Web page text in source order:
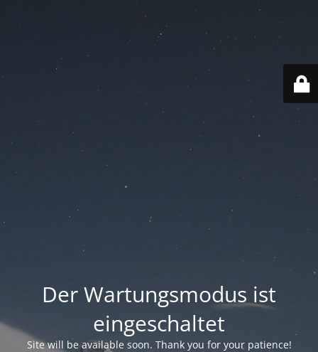
Der Wartungsmodus ist
eingeschaltet
Site will be available soon. Thank you for your patience!